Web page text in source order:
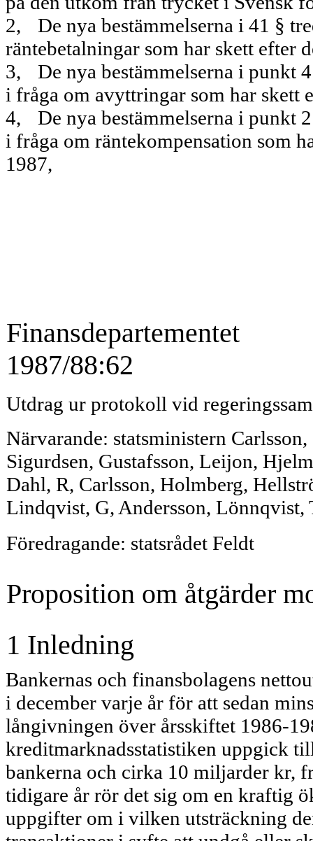
2,
De nya bestämmelserna i 41 §
räntebetalningar som har skett efter
3,
De nya bestämmelserna i punkt
i fråga om avyttringar som har skett
4,
De nya bestämmelserna i punkt
i fråga om räntekompensation som
1987,
Finansdepartementet
1987/88:62
Utdrag ur protokoll vid
Närvarande: statsministern
Sigurdsen, Gustafsson, Leijon,
Dahl, R, Carlsson, Holmberg,
Lindqvist, G, Andersson, Lönnqvist,
Föredragande: statsrådet Feldt
Proposition om åtgärder
1 Inledning
Bankernas och finansbolagens
i december varje år för att sedan
långivning­en över årsskiftet 1986-
kreditmarknadsstatistiken uppgick
bankerna och cirka 10 miljarder kr,
tidigare år rör det sig om en kraftig
uppgifter om i vilken utsträckning